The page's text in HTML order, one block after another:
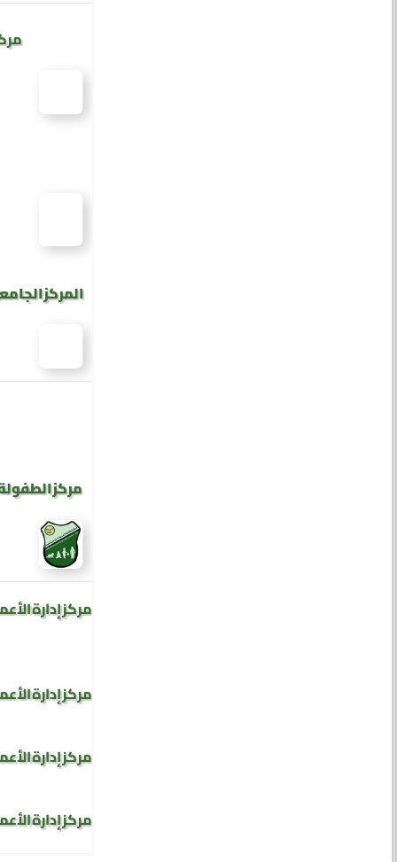
المركز
مركز
مركز إدارة
مركز إدارة
مركز إدارة
مركز إدارة